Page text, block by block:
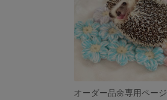
オーダー品🌼専用ページ